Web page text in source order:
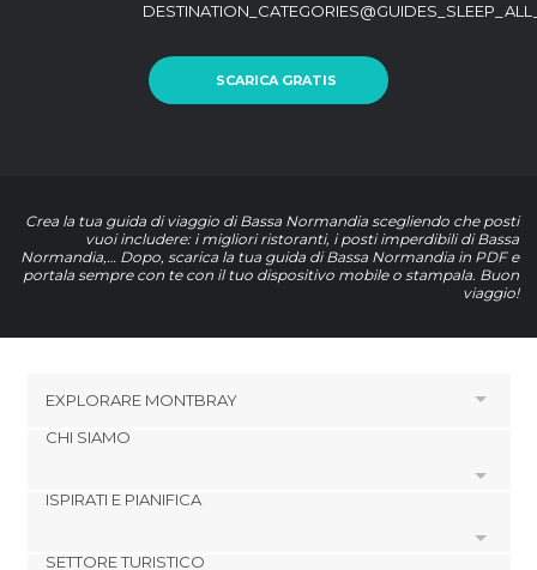
SCARICA GRATIS
Crea la tua guida di viaggio di Bassa Normandia scegliendo che posti
vuoi includere: i migliori ristoranti, i posti imperdibili di Bassa
Normandia,… Dopo, scarica la tua guida di Bassa Normandia in PDF e
portala sempre con te con il tuo dispositivo mobile o stampala. Buon
viaggio!
EXPLORARE MONTBRAY
Hotel a Morigny
Hotel a Percy
CHI SIAMO
Cookies
ISPIRATI E PIANIFICA
SETTORE TURISTICO